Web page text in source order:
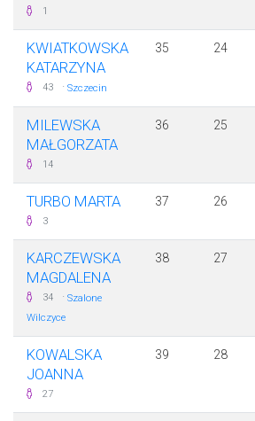
1
KWIATKOWSKA
KATARZYNA
43 · Szczecin
35 24
MILEWSKA
MAŁGORZATA
14
36 25
TURBO MARTA
3
37 26
KARCZEWSKA
MAGDALENA
34 · Szalone
Wilczyce
38 27
KOWALSKA
JOANNA
27
39 28